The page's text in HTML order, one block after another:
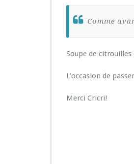
Comme
Soupe de citrouilles
L’occasion de
Merci Cricri!